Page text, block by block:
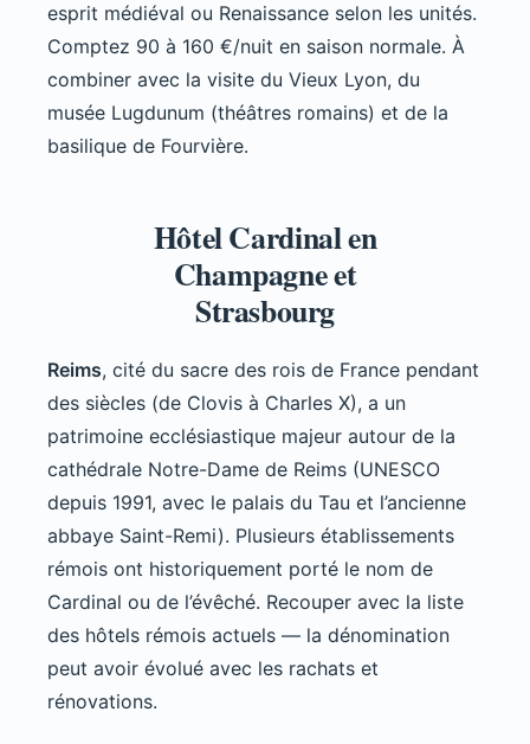
esprit médiéval ou Renaissance selon les unités.
Comptez 90 à 160 €/nuit en saison normale. À
combiner avec la visite du Vieux Lyon, du
musée Lugdunum (théâtres romains) et de la
basilique de Fourvière.
Hôtel Cardinal en
Champagne et
Strasbourg
Reims, cité du sacre des rois de France pendant
des siècles (de Clovis à Charles X), a un
patrimoine ecclésiastique majeur autour de la
cathédrale Notre-Dame de Reims (UNESCO
depuis 1991, avec le palais du Tau et l’ancienne
abbaye Saint-Remi). Plusieurs établissements
rémois ont historiquement porté le nom de
Cardinal ou de l’évêché. Recouper avec la liste
des hôtels rémois actuels — la dénomination
peut avoir évolué avec les rachats et
rénovations.